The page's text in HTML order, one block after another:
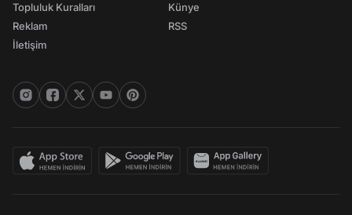
Topluluk Kuralları
Reklam
İletişim
Künye
RSS